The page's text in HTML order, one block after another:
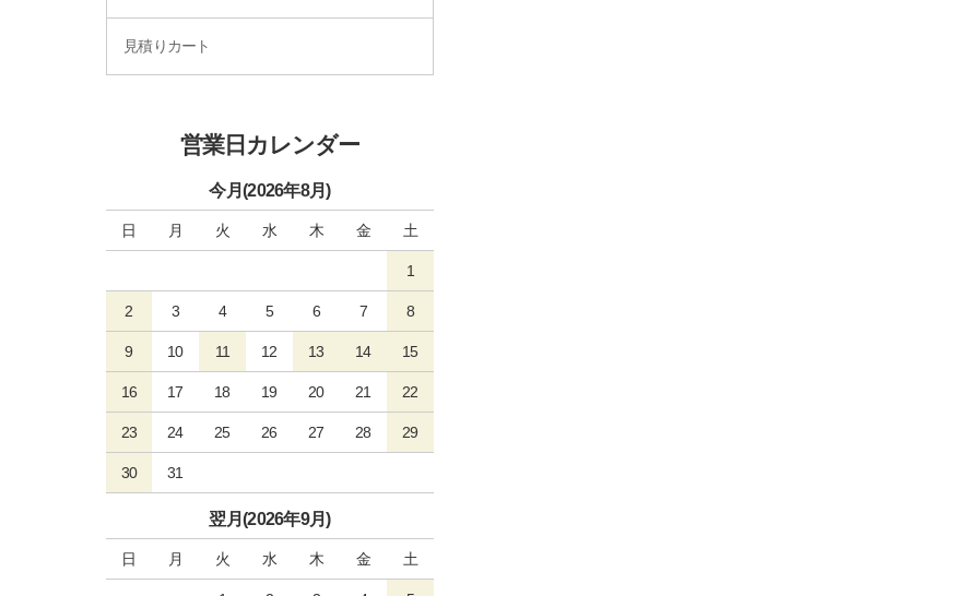
見積りカート
営業日カレンダー
今月(2026年8月)
日 月 火 水 木 金 土
1
2 3 4 5 6 7 8
9 10 11 12 13 14 15
16 17 18 19 20 21 22
23 24 25 26 27 28 29
30 31
翌月(2026年9月)
日 月 火 水 木 金 土